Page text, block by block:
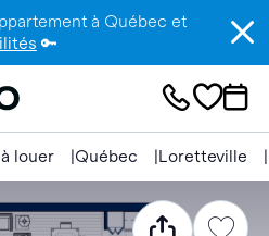
à Québec et
🔑
louer Québec Loretteville